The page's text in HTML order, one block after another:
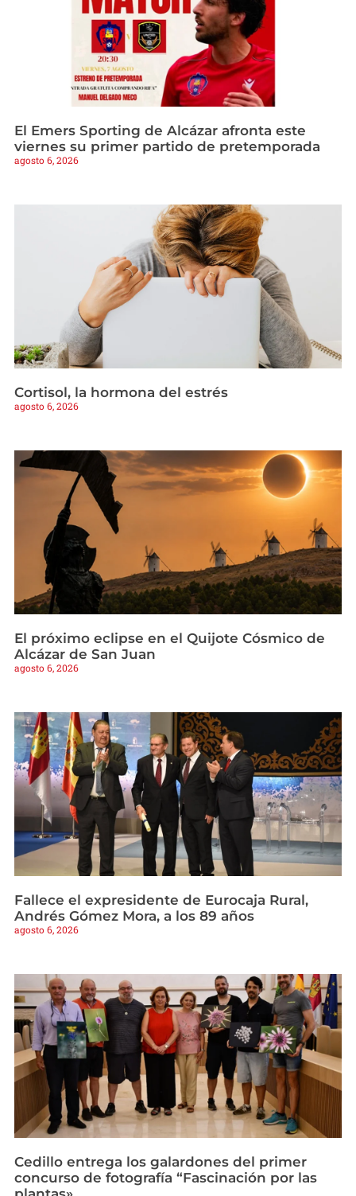
El Emers Sporting de Alcázar afronta este
viernes su primer partido de pretemporada
agosto 6, 2026
Cortisol, la hormona del estrés
agosto 6, 2026
El próximo eclipse en el Quijote Cósmico de
Alcázar de San Juan
agosto 6, 2026
Fallece el expresidente de Eurocaja Rural,
Andrés Gómez Mora, a los 89 años
agosto 6, 2026
Cedillo entrega los galardones del primer
concurso de fotografía “Fascinación por las